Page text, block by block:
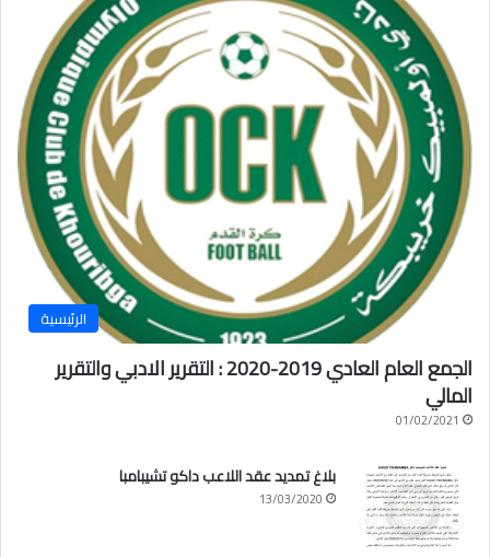
الرئيسية
الجمع العام العادي 2019-2020 : التقرير الادبي والتقرير
المالي
01/02/2021
بلاغ تمديد عقد اللاعب داكو تشيبامبا
13/03/2020